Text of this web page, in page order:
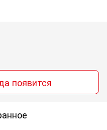
появится